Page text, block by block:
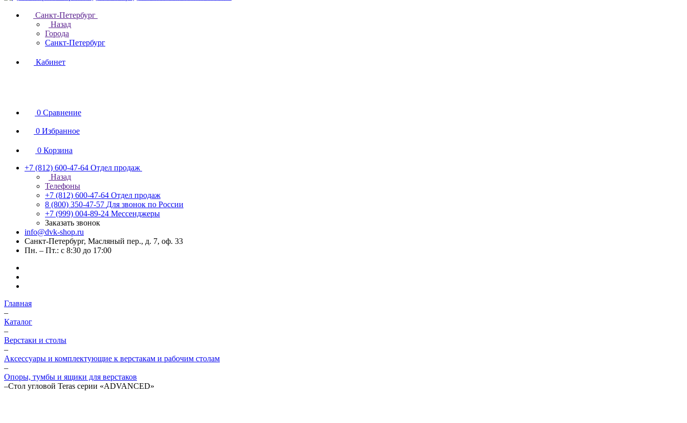
Санкт-Петербург
Назад
Города
Санкт-Петербург
Кабинет
0 Сравнение
0 Избранное
0 Корзина
+7 (812) 600-47-64 Отдел продаж
Назад
Телефоны
+7 (812) 600-47-64 Отдел продаж
8 (800) 350-47-57 Для звонок по России
+7 (999) 004-89-24 Мессенджеры
Заказать звонок
info@dvk-shop.ru
Санкт-Петербург, Масляный пер., д. 7, оф. 33
Пн. – Пт.: с 8:30 до 17:00
Главная
–
Каталог
–
Верстаки и столы
–
Аксессуары и комплектующие к верстакам и рабочим столам
–
Опоры, тумбы и ящики для верстаков
–Стол угловой Teras серии «ADVANCED»